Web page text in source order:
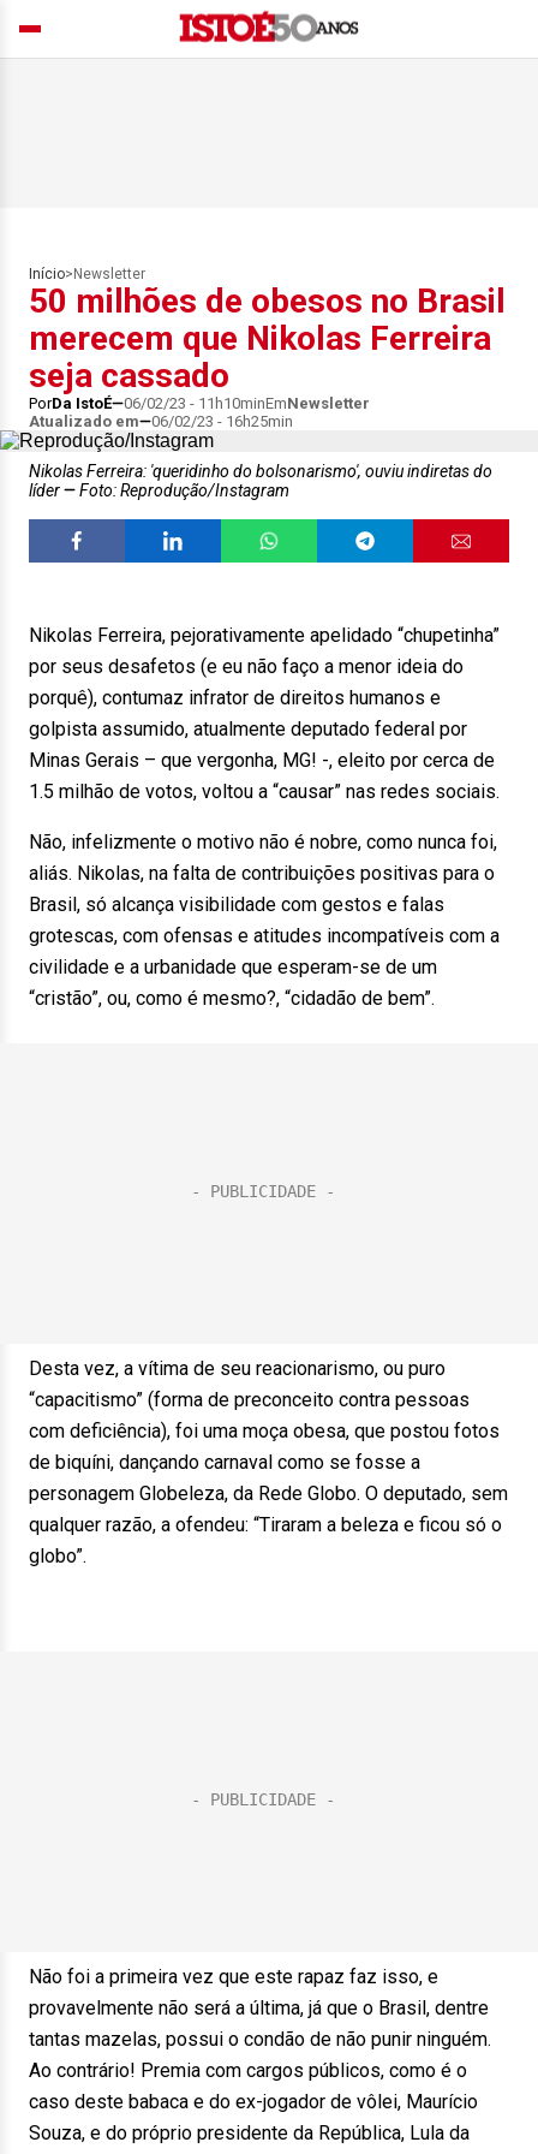
Início> Newsletter
50 milhões de obesos no Brasil
merecem que Nikolas Ferreira
seja cassado
PorDa IstoÉ 06/02/23 - 11h10minEmNewsletter
Atualizado em
06/02/23 - 16h25min
Nikolas Ferreira: 'queridinho do bolsonarismo', ouviu indiretas do
líder
Foto: Reprodução/Instagram
Nikolas Ferreira, pejorativamente apelidado “chupetinha”
por seus desafetos (e eu não faço a menor ideia do
porquê), contumaz infrator de direitos humanos e
golpista assumido, atualmente deputado federal por
Minas Gerais – que vergonha, MG! -, eleito por cerca de
1.5 milhão de votos, voltou a “causar” nas redes sociais.
Não, infelizmente o motivo não é nobre, como nunca foi,
aliás. Nikolas, na falta de contribuições positivas para o
Brasil, só alcança visibilidade com gestos e falas
grotescas, com ofensas e atitudes incompatíveis com a
civilidade e a urbanidade que esperam-se de um
“cristão”, ou, como é mesmo?, “cidadão de bem”.
Desta vez, a vítima de seu reacionarismo, ou puro
“capacitismo” (forma de preconceito contra pessoas
com deficiência), foi uma moça obesa, que postou fotos
de biquíni, dançando carnaval como se fosse a
personagem Globeleza, da Rede Globo. O deputado, sem
qualquer razão, a ofendeu: “Tiraram a beleza e ficou só o
globo”.
Não foi a primeira vez que este rapaz faz isso, e
provavelmente não será a última, já que o Brasil, dentre
tantas mazelas, possui o condão de não punir ninguém.
Ao contrário! Premia com cargos públicos, como é o
caso deste babaca e do ex-jogador de vôlei, Maurício
Souza, e do próprio presidente da República, Lula da